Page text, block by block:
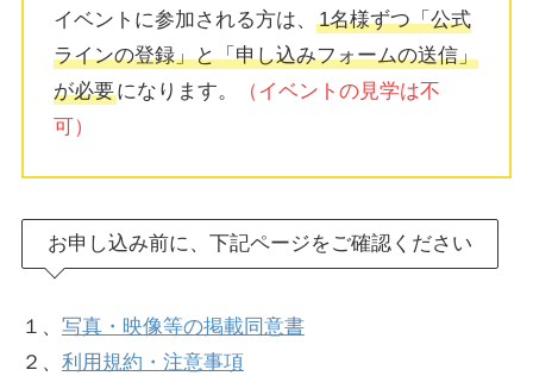
イベントに参加される方は、1名様ずつ「公式
ラインの登録」と「申し込みフォームの送信」
が必要になります。
（イベントの見学は不
可）
お申し込み前に、下記ページをご確認ください
１、 写真・映像等の掲載同意書
２、 利用規約・注意事項